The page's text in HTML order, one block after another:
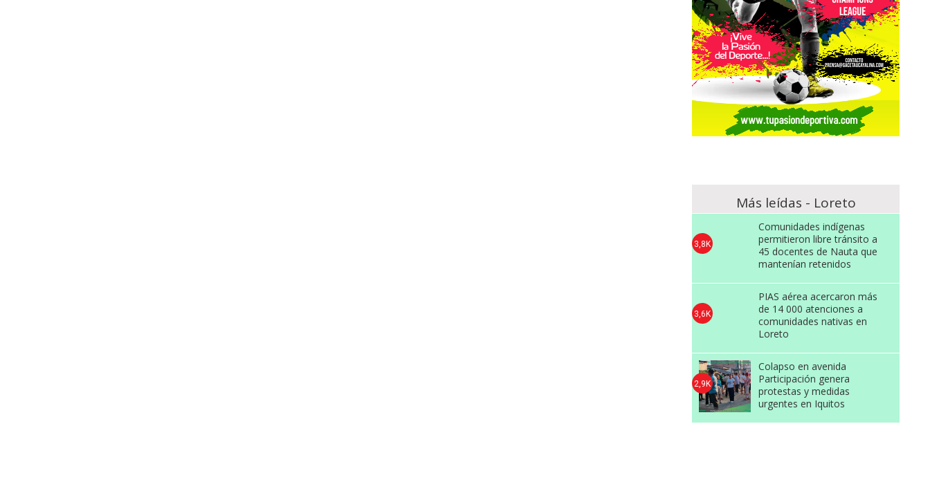
Más leídas - Loreto
Comunidades indígenas
permitieron libre tránsito a
45 docentes de Nauta que
mantenían retenidos
3,8K
PIAS aérea acercaron más
de 14 000 atenciones a
comunidades nativas en
Loreto
3,6K
Colapso en avenida
Participación genera
protestas y medidas
urgentes en Iquitos
2,9K